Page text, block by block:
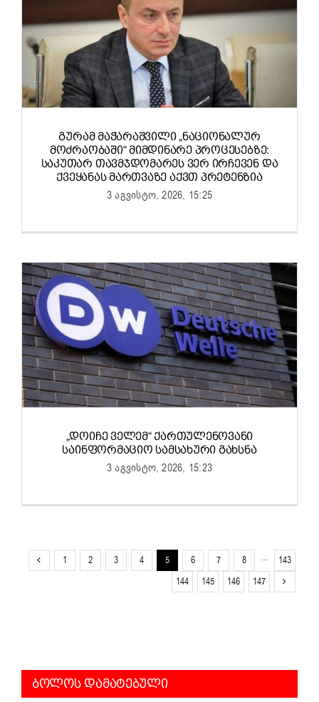
ᲒᲣᲠᲐᲛ ᲛᲐᲭᲐᲠᲐᲨᲕᲘᲚᲘ „ᲜᲐᲪᲘᲝᲜᲐᲚᲣᲠ
ᲛᲝᲫᲠᲐᲝᲑᲐᲨᲘ“ ᲛᲘᲛᲓᲘᲜᲐᲠᲔ ᲞᲠᲝᲪᲔᲡᲔᲑᲖᲔ:
ᲡᲐᲙᲣᲗᲐᲠ ᲗᲐᲕᲛᲯᲓᲝᲛᲐᲠᲔᲡ ᲕᲔᲠ ᲘᲠᲩᲔᲕᲔᲜ ᲓᲐ
ᲥᲕᲔᲧᲐᲜᲐᲡ ᲛᲐᲠᲗᲕᲐᲖᲔ ᲐᲥᲕᲗ ᲞᲠᲔᲢᲔᲜᲖᲘᲐ
3 აგვისტო, 2026, 15:25
„ᲓᲝᲘᲩᲔ ᲕᲔᲚᲔᲛ“ ᲥᲐᲠᲗᲣᲚᲔᲜᲝᲕᲐᲜᲘ
ᲡᲐᲘᲜᲤᲝᲠᲛᲐᲪᲘᲝ ᲡᲐᲛᲡᲐᲮᲣᲠᲘ ᲒᲐᲮᲡᲜᲐ
3 აგვისტო, 2026, 15:23
1 2 3 4 5 6 7 8 ···
143
144
145 146 147
ᲑᲝᲚᲝᲡ ᲓᲐᲛᲐᲢᲔᲑᲣᲚᲘ